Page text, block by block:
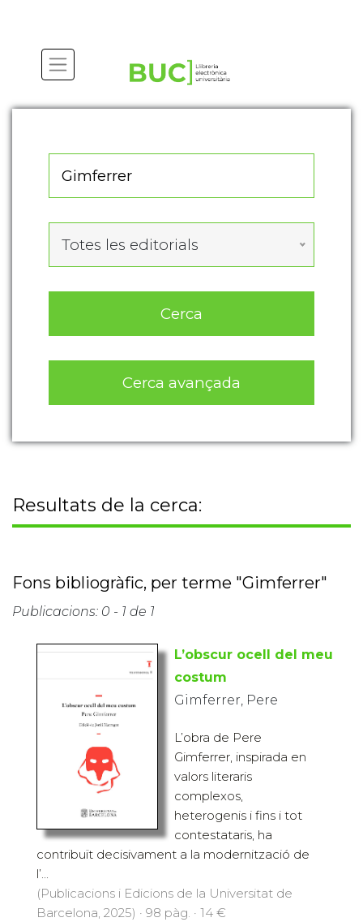
Totes les editorials
Cerca
Cerca avançada
Resultats de la cerca:
Fons bibliogràfic, per terme "Gimferrer"
Publicacions: 0 - 1 de 1
L’obscur ocell del meu
costum
Gimferrer, Pere
L’obra de Pere
Gimferrer, inspirada en
valors literaris
complexos,
heterogenis i fins i tot
contestataris, ha
contribuït decisivament a la modernització de
l’...
(Publicacions i Edicions de la Universitat de
Barcelona, 2025) · 98 pàg. · 14 €